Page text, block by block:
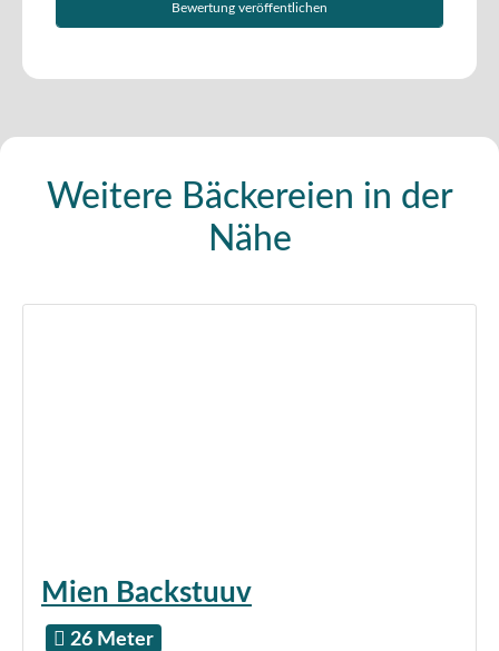
Weitere Bäckereien in der
Nähe
Mien Backstuuv
26 Meter